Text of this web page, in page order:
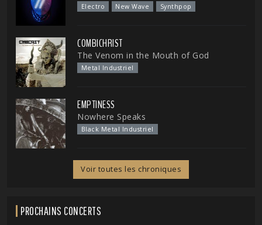
Electro New Wave Synthpop
COMBICHRIST
The Venom in the Mouth of God
Metal Industriel
EMPTINESS
Nowhere Speaks
Black Metal Industriel
Voir toutes les chroniques
PROCHAINS CONCERTS